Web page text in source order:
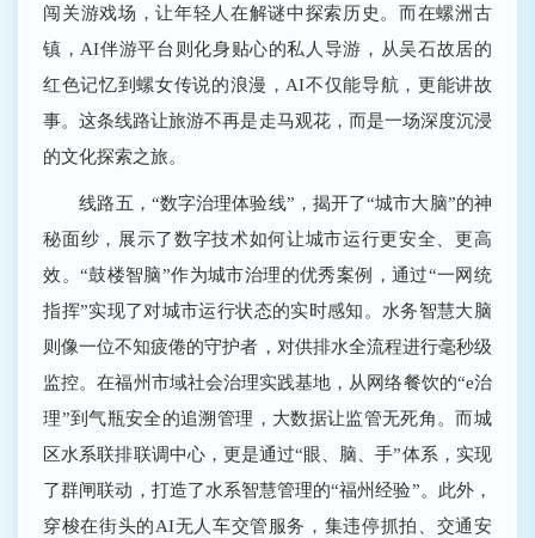
闯关游戏场，让年轻人在解谜中探索历史。而在螺洲古
镇，AI伴游平台则化身贴心的私人导游，从吴石故居的
红色记忆到螺女传说的浪漫，AI不仅能导航，更能讲故
事。这条线路让旅游不再是走马观花，而是一场深度沉浸
的文化探索之旅。
线路五，“数字治理体验线”，揭开了“城市大脑”的神
秘面纱，展示了数字技术如何让城市运行更安全、更高
效。“鼓楼智脑”作为城市治理的优秀案例，通过“一网统
指挥”实现了对城市运行状态的实时感知。水务智慧大脑
则像一位不知疲倦的守护者，对供排水全流程进行毫秒级
监控。在福州市域社会治理实践基地，从网络餐饮的“e治
理”到气瓶安全的追溯管理，大数据让监管无死角。而城
区水系联排联调中心，更是通过“眼、脑、手”体系，实现
了群闸联动，打造了水系智慧管理的“福州经验”。此外，
穿梭在街头的AI无人车交管服务，集违停抓拍、交通安